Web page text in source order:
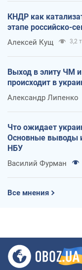
КНДР как
этапе российско-
Алексей Кущ 3,2 т.
Выход в элиту ЧМ
происходит в
Александр Липенко
Что ожидает
Основные выводы
НБУ
Василий Фурман
Все мнения